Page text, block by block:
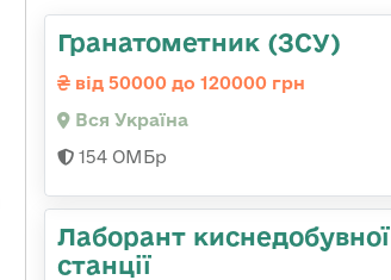
Гранатометник (ЗСУ)
від 50000 до 120000 грн
Вся Україна
154 ОМБр
Лаборант киснедобувної
станції